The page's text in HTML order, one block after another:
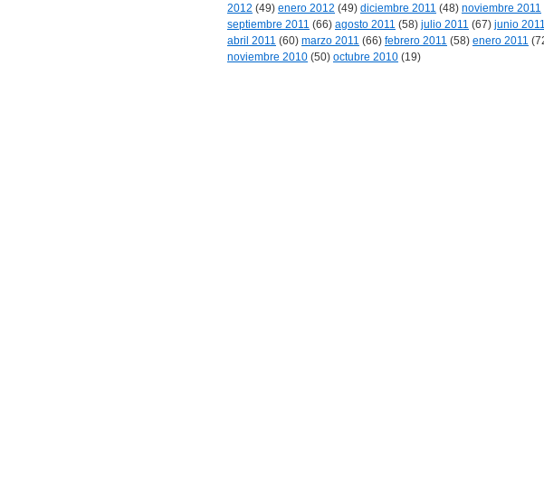
2012 (49) enero 2012 (49) diciembre 2011 (48) noviembre 2011
septiembre 2011 (66) agosto 2011 (58) julio 2011 (67) junio 2011
abril 2011 (60) marzo 2011 (66) febrero 2011 (58) enero 2011
noviembre 2010 (50) octubre 2010 (19)